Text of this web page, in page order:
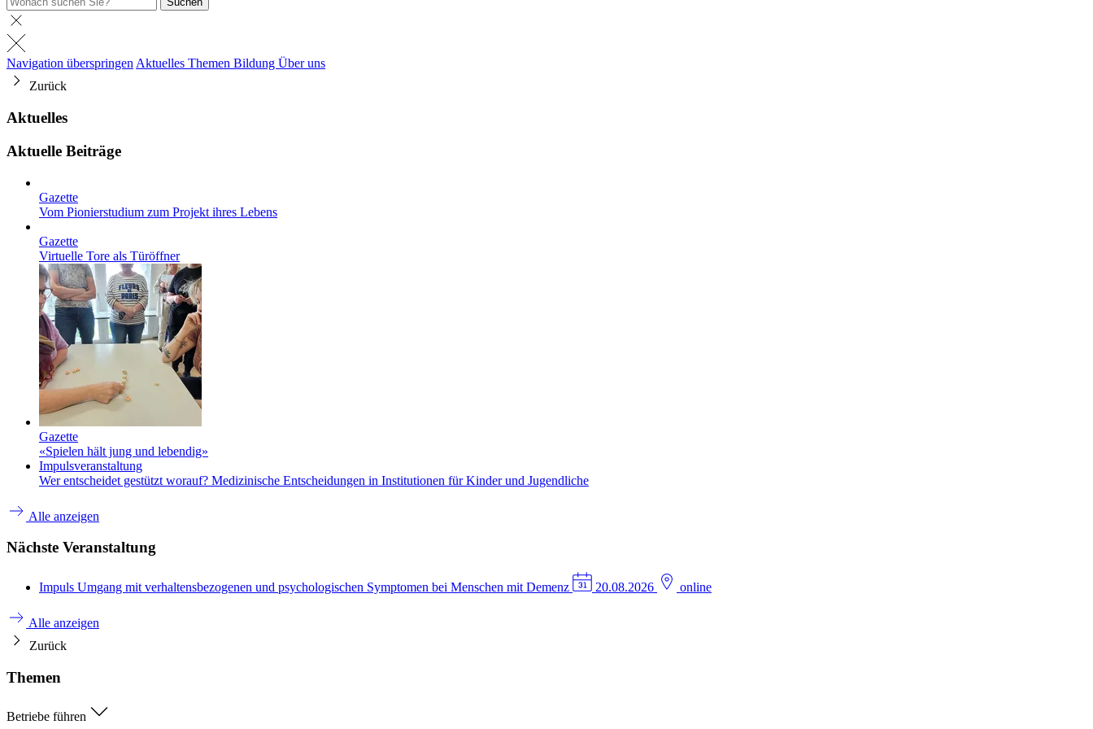
Navigation überspringen Aktuelles Themen Bildung Über uns
Zurück
Aktuelles
Aktuelle Beiträge
Gazette
Vom Pionierstudium zum Projekt ihres Lebens
Gazette
Virtuelle Tore als Türöffner
Gazette
«Spielen hält jung und lebendig»
Impulsveranstaltung
Wer entscheidet gestützt worauf? Medizinische Entscheidungen in Institutionen für Kinder und Jugendliche
Alle anzeigen
Nächste Veranstaltung
Impuls Umgang mit verhaltensbezogenen und psychologischen Symptomen bei Menschen mit Demenz 20.08.2026 online
Alle anzeigen
Zurück
Themen
Betriebe führen